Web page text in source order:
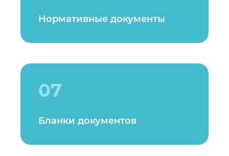
Нормативные документы
07
Бланки документов